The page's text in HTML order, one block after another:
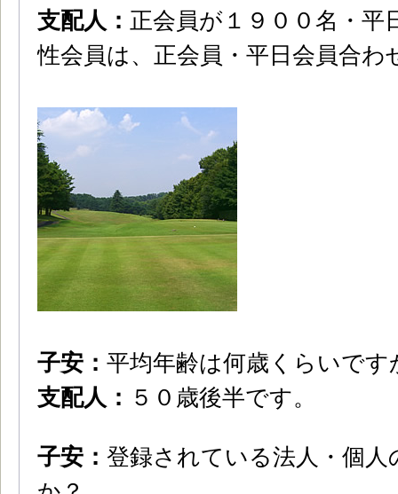
支配人： 正会員が１９００名・平
性会員は、正会員・平日会員合わ
子安： 平均年齢は何歳くらいです
支配人： ５０歳後半です。
子安： 登録されている法人・個